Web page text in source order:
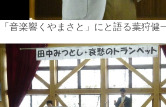
「音楽響くやまさと」にと語る葉狩健